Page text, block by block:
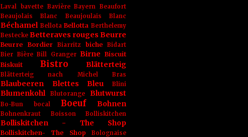
Laval
bavette Bavière Bayern Beaufort
Beaujolais Blanc
Beaujoulais Blanc
Béchamel Bellota Bellotta Berthelemy
Bestecke Betteraves rouges Beurre
Beurre Bordier Biarritz biche
Bidart
Bier Bière Bill Granger Birne
Biscuit
Biskuit
Bistro Blätterteig
Blätterteig nach Michel Bras
Blaubeeren Blettes Bleu Blini
Blumenkohl Blutorange Blutwurst
Bo-Bun bocal Boeuf Bohnen
Bohnenkraut Boisson Bolliskitchen
Bolliskitchen - The Shop
Bolliskitchen- The Shop
Bolognaise